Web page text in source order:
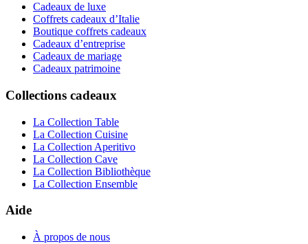
Cadeaux de luxe
Coffrets cadeaux d’Italie
Boutique coffrets cadeaux
Cadeaux d’entreprise
Cadeaux de mariage
Cadeaux patrimoine
Collections cadeaux
La Collection Table
La Collection Cuisine
La Collection Aperitivo
La Collection Cave
La Collection Bibliothèque
La Collection Ensemble
Aide
À propos de nous